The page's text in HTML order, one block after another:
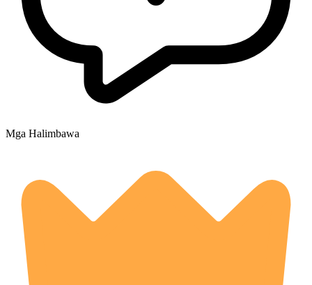
Mga Halimbawa